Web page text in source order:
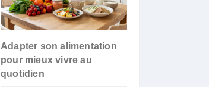
Adapter son alimentation
pour mieux vivre au
quotidien